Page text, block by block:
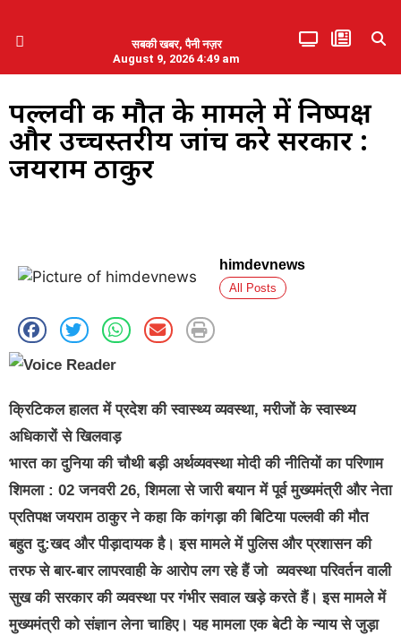
सबकी खबर, पैनी नज़र
August 9, 2026 4:49 am
पल्लवी की मौत के मामले में निष्पक्ष
और उच्चस्तरीय जांच करे सरकार :
जयराम ठाकुर
himdevnews
All Posts
क्रिटिकल हालत में प्रदेश की स्वास्थ्य व्यवस्था, मरीजों के स्वास्थ्य
अधिकारों से खिलवाड़
भारत का दुनिया की चौथी बड़ी अर्थव्यवस्था मोदी की नीतियों का परिणाम
शिमला : 02 जनवरी 26, शिमला से जारी बयान में पूर्व मुख्यमंत्री और नेता
प्रतिपक्ष जयराम ठाकुर ने कहा कि कांगड़ा की बिटिया पल्लवी की मौत
बहुत दु:खद और पीड़ादायक है। इस मामले में पुलिस और प्रशासन की
तरफ से बार-बार लापरवाही के आरोप लग रहे हैं जो व्यवस्था परिवर्तन वाली
सुख की सरकार की व्यवस्था पर गंभीर सवाल खड़े करते हैं। इस मामले में
मुख्यमंत्री को संज्ञान लेना चाहिए। यह मामला एक बेटी के न्याय से जुड़ा